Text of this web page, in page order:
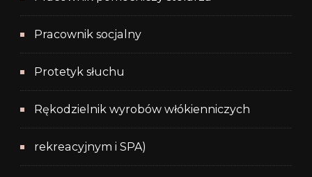
Pracownik socjalny
Protetyk słuchu
Rękodzielnik wyrobów włókienniczych
rekreacyjnym i SPA)